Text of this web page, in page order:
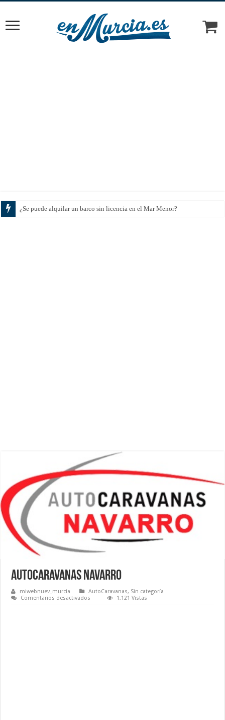
¿Se puede alquilar un barco sin licencia en el Mar Menor?
AUTOCARAVANAS NAVARRO
miwebnuev_murcia AutoCaravanas, Sin categoría
Comentarios desactivados
1,121 Vistas